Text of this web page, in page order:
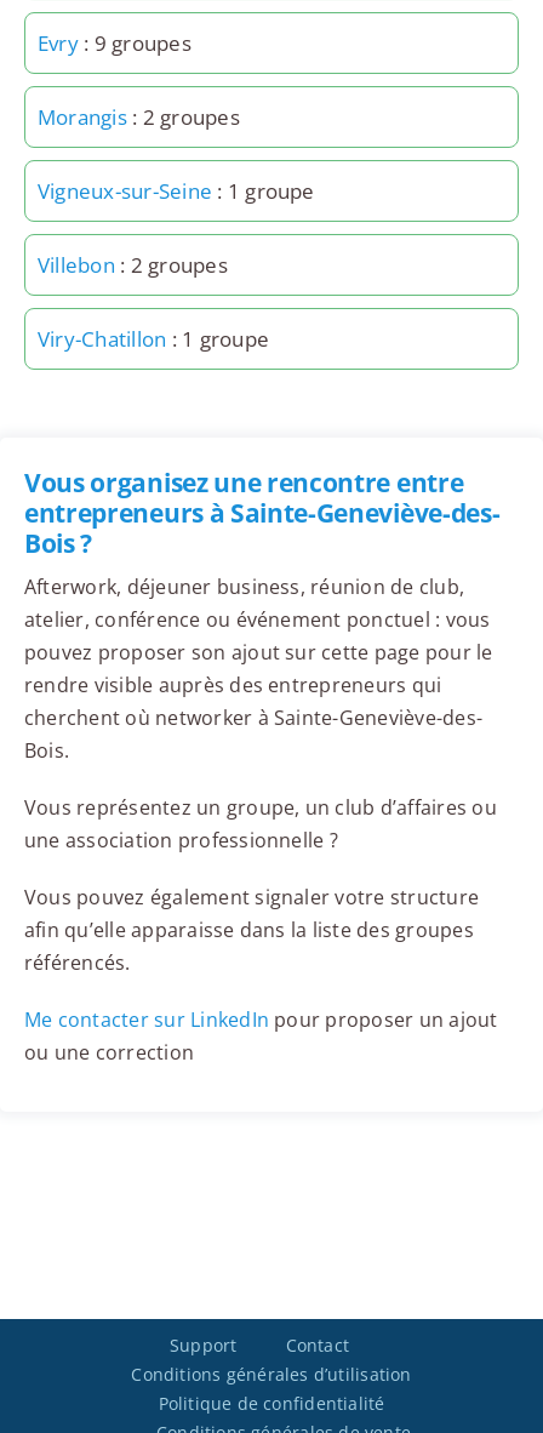
Evry: 9 groupes
Morangis: 2 groupes
Vigneux-sur-Seine : 1 groupe
Villebon : 2 groupes
Viry-Chatillon : 1 groupe
Vous organisez une rencontre entre
entrepreneurs à Sainte-Geneviève-des-
Bois ?
Afterwork, déjeuner business, réunion de club,
atelier, conférence ou événement ponctuel : vous
pouvez proposer son ajout sur cette page pour le
rendre visible auprès des entrepreneurs qui
cherchent où networker à Sainte-Geneviève-des-
Bois.
Vous représentez un groupe, un club d’affaires ou
une association professionnelle ?
Vous pouvez également signaler votre structure
afin qu’elle apparaisse dans la liste des groupes
référencés.
Me contacter sur LinkedIn pour proposer un ajout
ou une correction
Support
Contact
Conditions générales d’utilisation
Politique de confidentialité